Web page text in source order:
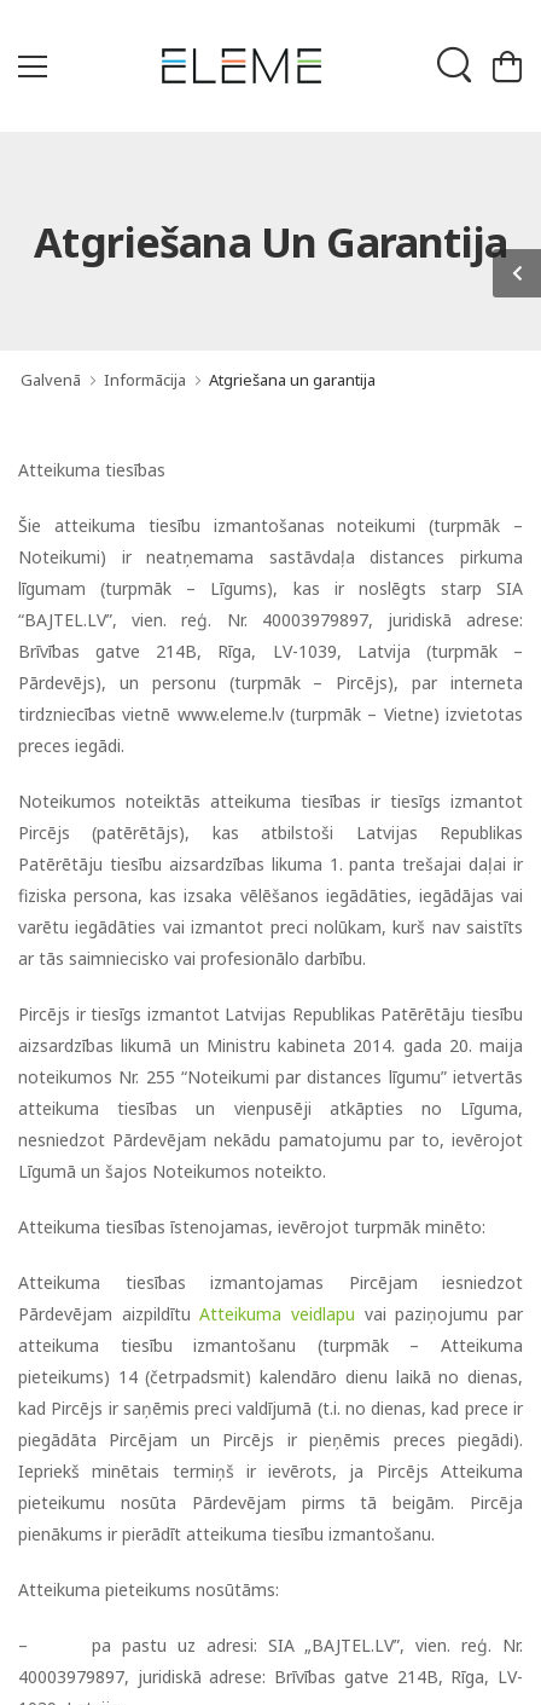
Atgriešana Un Garantija
Galvenā Informācija Atgriešana un garantija
Atteikuma tiesības
Šie atteikuma tiesību izmantošanas noteikumi (turpmāk –
Noteikumi) ir neatņemama sastāvdaļa distances pirkuma
līgumam (turpmāk – Līgums), kas ir noslēgts starp SIA
“BAJTEL.LV”, vien. reģ. Nr. 40003979897, juridiskā adrese:
Brīvības gatve 214B, Rīga, LV-1039, Latvija (turpmāk –
Pārdevējs), un personu (turpmāk – Pircējs), par interneta
tirdzniecības vietnē www.eleme.lv (turpmāk – Vietne) izvietotas
preces iegādi.
Noteikumos noteiktās atteikuma tiesības ir tiesīgs izmantot
Pircējs (patērētājs), kas atbilstoši Latvijas Republikas
Patērētāju tiesību aizsardzības likuma 1. panta trešajai daļai ir
fiziska persona, kas izsaka vēlēšanos iegādāties, iegādājas vai
varētu iegādāties vai izmantot preci nolūkam, kurš nav saistīts
ar tās saimniecisko vai profesionālo darbību.
Pircējs ir tiesīgs izmantot Latvijas Republikas Patērētāju tiesību
aizsardzības likumā un Ministru kabineta 2014. gada 20. maija
noteikumos Nr. 255 “Noteikumi par distances līgumu” ietvertās
atteikuma tiesības un vienpusēji atkāpties no Līguma,
nesniedzot Pārdevējam nekādu pamatojumu par to, ievērojot
Līgumā un šajos Noteikumos noteikto.
Atteikuma tiesības īstenojamas, ievērojot turpmāk minēto:
Atteikuma tiesības izmantojamas Pircējam iesniedzot
Pārdevējam aizpildītuAtteikuma veidlapu vai paziņojumu par
atteikuma tiesību izmantošanu (turpmāk – Atteikuma
pieteikums) 14 (četrpadsmit) kalendāro dienu laikā no dienas,
kad Pircējs ir saņēmis preci valdījumā (t.i. no dienas, kad prece ir
piegādāta Pircējam un Pircējs ir pieņēmis preces piegādi).
Iepriekš minētais termiņš ir ievērots, ja Pircējs Atteikuma
pieteikumu nosūta Pārdevējam pirms tā beigām. Pircēja
pienākums ir pierādīt atteikuma tiesību izmantošanu.
Atteikuma pieteikums nosūtāms:
– pa pastu uz adresi: SIA „BAJTEL.LV”, vien. reģ. Nr.
40003979897, juridiskā adrese: Brīvības gatve 214B, Rīga, LV-